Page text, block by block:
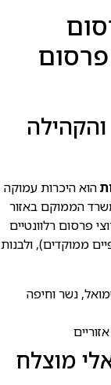
הוא היכרות עמוקה
הממוקם באזור
פרסום רלוונטיים
ממוקדים), ולבנות
נשר וחיפה
מוצלח